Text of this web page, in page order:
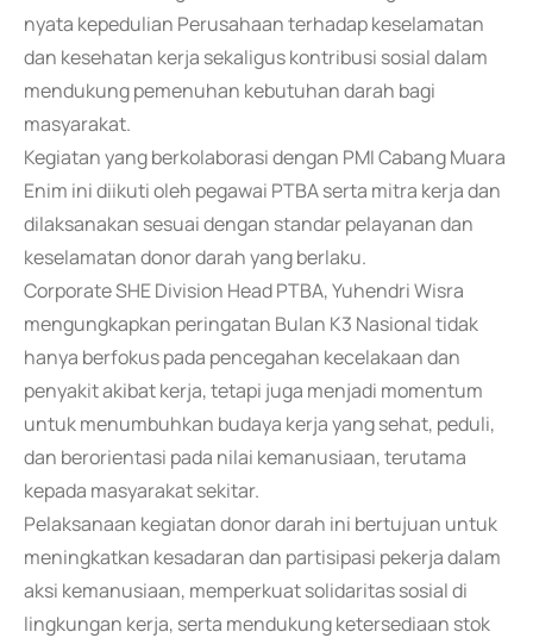
nyata kepedulian Perusahaan terhadap keselamatan
dan kesehatan kerja sekaligus kontribusi sosial dalam
mendukung pemenuhan kebutuhan darah bagi
masyarakat.
Kegiatan yang berkolaborasi dengan PMI Cabang Muara
Enim ini diikuti oleh pegawai PTBA serta mitra kerja dan
dilaksanakan sesuai dengan standar pelayanan dan
keselamatan donor darah yang berlaku.
Corporate SHE Division Head PTBA, Yuhendri Wisra
mengungkapkan peringatan Bulan K3 Nasional tidak
hanya berfokus pada pencegahan kecelakaan dan
penyakit akibat kerja, tetapi juga menjadi momentum
untuk menumbuhkan budaya kerja yang sehat, peduli,
dan berorientasi pada nilai kemanusiaan, terutama
kepada masyarakat sekitar.
Pelaksanaan kegiatan donor darah ini bertujuan untuk
meningkatkan kesadaran dan partisipasi pekerja dalam
aksi kemanusiaan, memperkuat solidaritas sosial di
lingkungan kerja, serta mendukung ketersediaan stok